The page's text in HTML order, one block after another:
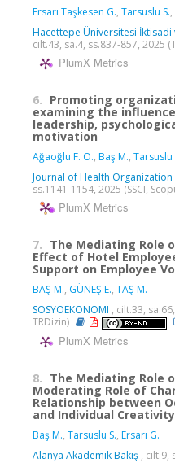
Ersarı Taşkesen G., Tarsuslu S.,
Hacettepe Üniversitesi
cilt.43, sa.4, ss.837-857, 2025
PlumX Metrics
6. Promoting
examining the
leadership,
motivation
Ağaoğlu F. O., Baş M., Tarsuslu
Journal of Health
ss.1141-1154, 2025 (SSCI,
PlumX Metrics
7. The Mediating Role
Effect of Hotel
Support on Employee
BAŞ M., GÜNEŞ E., TAŞ M.
SOSYOEKONOMI , cilt.33,
TRDizin)
PlumX Metrics
8. The Mediating Role
Moderating Role of
Relationship between
and Individual
Baş M., Tarsuslu S., Ersarı G.
Alanya Akademik Bakış , cilt.9,